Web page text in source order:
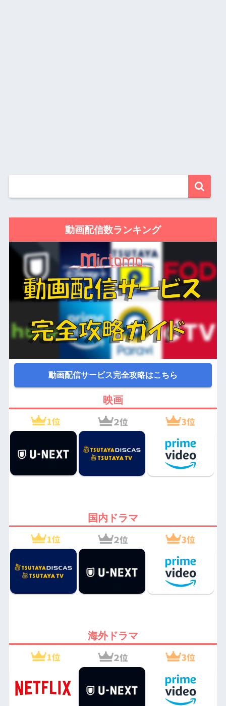
動画配信数ランキング
動画配信サービス完全攻略はこちら
映画
国内ドラマ
海外ドラマ